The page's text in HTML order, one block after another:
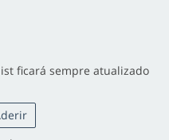
ficará sempre atualizado